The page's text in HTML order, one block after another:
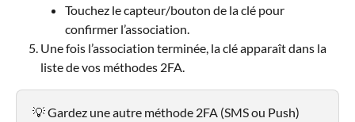
Touchez le capteur/bouton de la clé pour
confirmer l’association.
Une fois l’association terminée, la clé apparaît dans la
liste de vos méthodes 2FA.
💡 Gardez une autre méthode 2FA (SMS ou Push)